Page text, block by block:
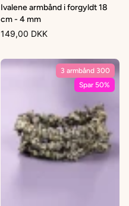
Ivalene armbånd i forgyldt 18
cm - 4 mm
149,00 DKK
3 armbånd 300
Spar 50%